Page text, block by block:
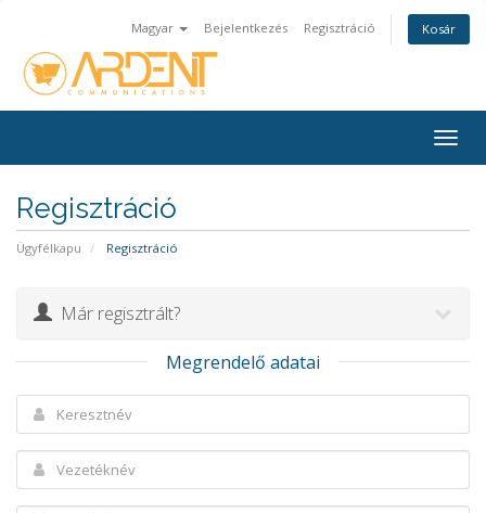
Magyar Bejelentkezés Regisztráció Kosár
Regisztráció
Ügyfélkapu Regisztráció
Már regisztrált?
Megrendelő adatai